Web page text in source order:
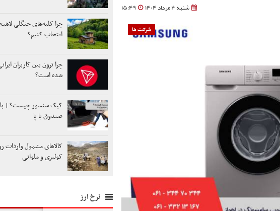
شنبه 4 مرداد 1404 15:49
شرکت ها
چرا کلبه‌های جنگلی
انتخاب کنیم؟
چرا ترون بین کاربران
شده است؟
کیک سنسور چیست؟ |
صندوق با پا
کالاهای مشمول واردات
کولبری و ملوانی
نرخ ارز